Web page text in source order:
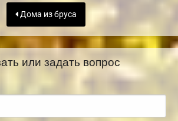
Дома из бруса
или задать вопрос